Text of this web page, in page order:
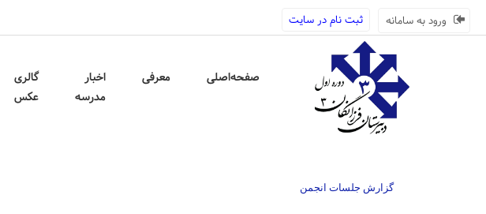
ورود به سامانه ثبت نام در سایت
صفحه‌اصلی معرفی
اخبار
مدرسه
گالری
عکس
گزارش جلسات انجمن